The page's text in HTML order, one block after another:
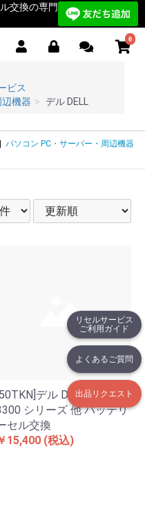
リセルサービス
ご利用ガイド
よくあるご質問
出品リクエスト
交換の専門
0
ビス
機器
デル DELL
パソコン PC・サーバー・周辺機器
デル DELL Vostro
シリーズ 他 バッテリ
セル交換
15,400 (税込)